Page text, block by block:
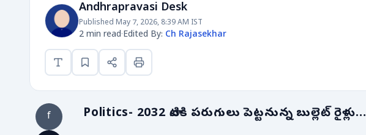
Andhrapravasi Desk
Published May 7, 2026, 8:39 AM IST
2 min read·Edited By: Ch Rajasekhar
f
Politics- 2032 నాటికి పరుగులు పెట్టనున్న బుల్లెట్ రైళ్లు…